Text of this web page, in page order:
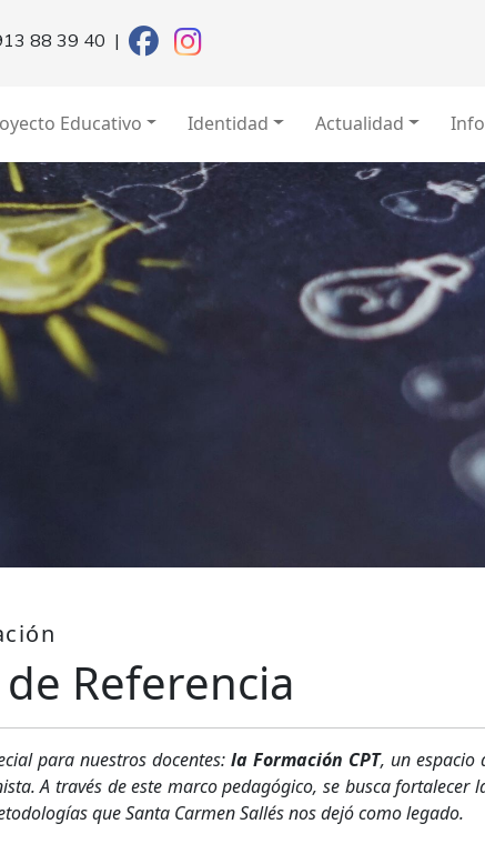
88 39 40 |
Educativo Identidad Actualidad
Referencia
para nuestros docentes: la Formación CPT, un espacio
A través de este marco pedagógico, se busca fortalecer
que Santa Carmen Sallés nos dejó como legado.